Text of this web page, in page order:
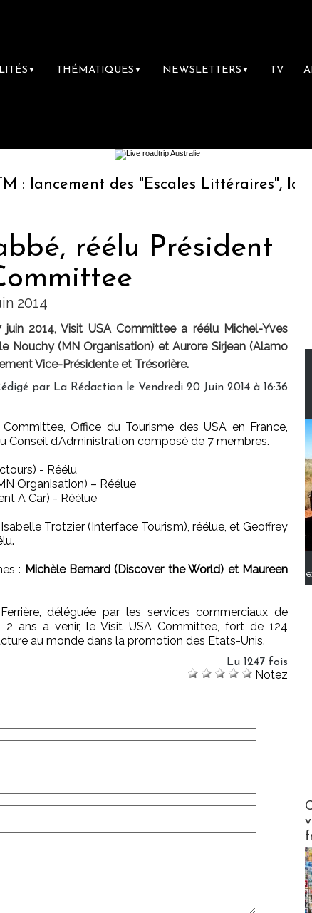
▼ THÉMATIQUES ▼ NEWSLETTERS ▼ TV
des "Escales Littéraires", la
réélu Président
2014
juin 2014, Visit USA Committee a réélu Michel-Yves
Nouchy (MN Organisation) et Aurore Sirjean (Alamo
Vice-Présidente et Trésorière.
par La Rédaction le Vendredi 20 Juin 2014 à 16:36
Committee, Office du Tourisme des USA en France,
Conseil d’Administration composé de 7 membres.
- Réélu
Organisation) – Réélue
A Car) - Réélue
Trotzier (Interface Tourism), réélue, et Geoffrey
: Michèle Bernard (Discover the World) et Maureen
déléguée par les services commerciaux de
2 ans à venir, le Visit USA Committee, fort de 124
au monde dans la promotion des Etats-Unis.
Lu 1247 fois
Notez